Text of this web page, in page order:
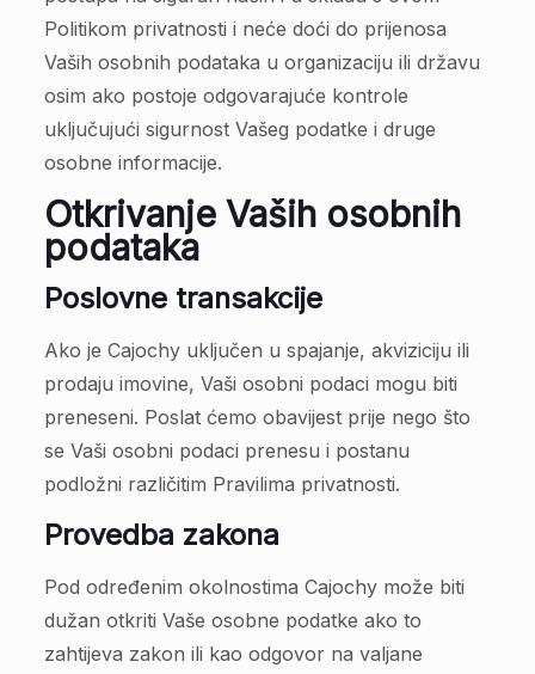
Politikom privatnosti i neće doći do prijenosa
Vaših osobnih podataka u organizaciju ili državu
osim ako postoje odgovarajuće kontrole
uključujući sigurnost Vašeg podatke i druge
osobne informacije.
Otkrivanje Vaših osobnih
podataka
Poslovne transakcije
Ako je Cajochy uključen u spajanje, akviziciju ili
prodaju imovine, Vaši osobni podaci mogu biti
preneseni. Poslat ćemo obavijest prije nego što
se Vaši osobni podaci prenesu i postanu
podložni različitim Pravilima privatnosti.
Provedba zakona
Pod određenim okolnostima Cajochy može biti
dužan otkriti Vaše osobne podatke ako to
zahtijeva zakon ili kao odgovor na valjane